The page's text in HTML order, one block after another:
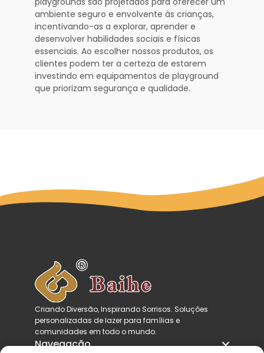
ambiente seguro e envolvente às crianças,
incentivando-as a explorar, aprender e
desenvolver habilidades sociais e físicas
essenciais. Ao escolher nossos produtos, os
clientes podem ter a certeza de estarem
investindo em equipamentos de playground
que priorizam segurança e qualidade.
Criando Diversão, Inspirando Sorrisos. Soluções
personalizadas de lazer para famílias e
comunidades em todo o mundo.
Navegação